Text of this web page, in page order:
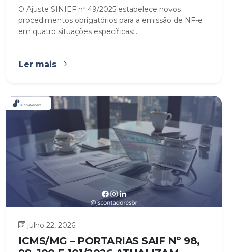
O Ajuste SINIEF nº 49/2025 estabelece novos
procedimentos obrigatórios para a emissão de NF-e
em quatro situações específicas:...
Ler mais
julho 22, 2026
ICMS/MG – PORTARIAS SAIF Nº 98,